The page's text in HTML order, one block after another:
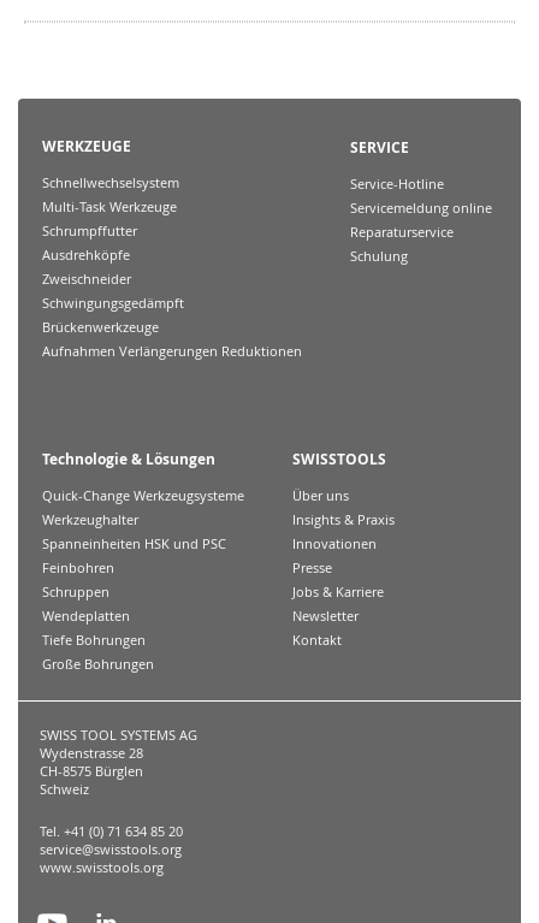
WERKZEUGE
Schnellwechselsystem
Multi-Task Werkzeuge
Schrumpffutter
Ausdrehköpfe
Zweischneider
Schwingungsgedämpft
Brückenwerkzeuge
Aufnahmen Verlängerungen Reduktionen
SERVICE
Service-Hotline
Servicemeldung online
Reparaturservice
Schulung
Technologie & Lösungen
Quick-Change Werkzeugsysteme
Werkzeughalter
Spanneinheiten HSK und PSC
Feinbohren
Schruppen
Wendeplatten
Tiefe Bohrungen
Große Bohrungen
SWISSTOOLS
Über uns
Insights & Praxis
Innovationen
Presse
Jobs & Karriere
Newsletter
Kontakt
SWISS TOOL SYSTEMS AG
Wydenstrasse 28
CH-8575 Bürglen
Schweiz
Tel. +41 (0) 71 634 85 20
service@swisstools.org
www.swisstools.org